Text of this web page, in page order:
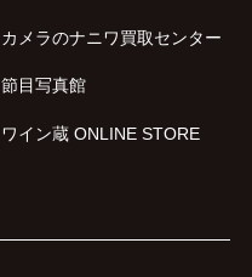
カメラのナニワ買取センター
節目写真館
ワイン蔵 ONLINE STORE